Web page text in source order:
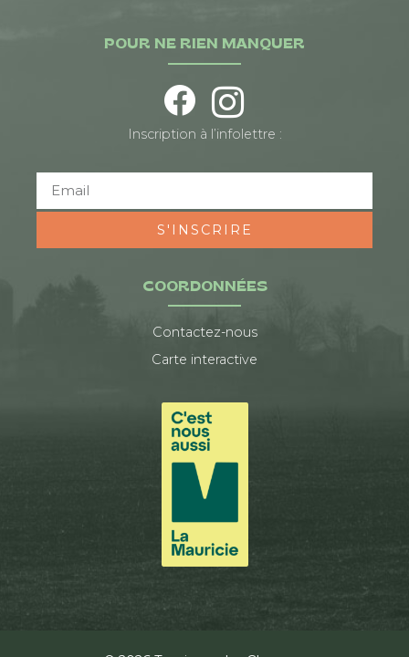
COORDONNÉES
Contactez-nous
Carte interactive
POUR NE RIEN MANQUER
Inscription à l’infolettre :
S'INSCRIRE